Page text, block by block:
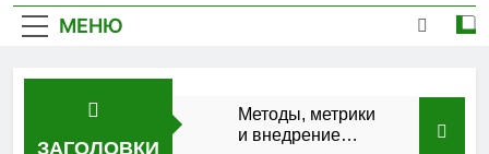
МЕНЮ
ЗАГОЛОВКИ
Методы, метрики
и внедрение